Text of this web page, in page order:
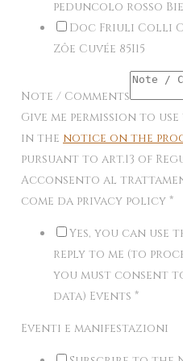
peduncolo rosso
Doc Friuli Colli
Zôe Cuvée 85I15
Note / Comments
Give me permission to
in the notice on the
pursuant to art.13 of
Acconsento al
come da privacy policy *
Yes, you can use
reply to me (to
you must consent
data) Events *
Eventi e manifestazioni